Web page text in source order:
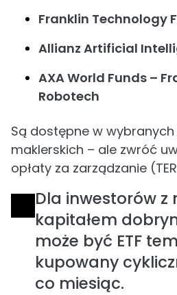
Franklin Technology
Allianz Artificial
AXA World Funds –
Robotech
Są dostępne w
maklerskich – ale zwróć
opłaty za zarządzanie
Dla inwestorów z
kapitałem
może być ETF
kupowany
co miesiąc.